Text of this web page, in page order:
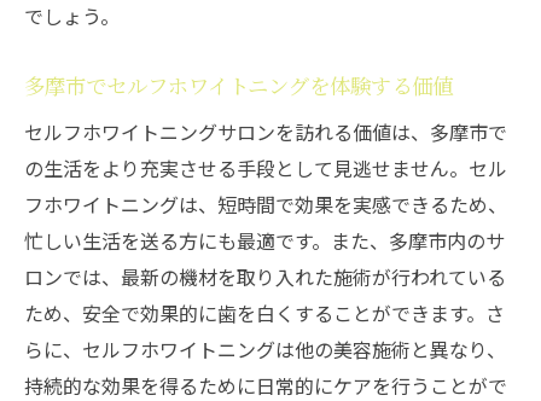
でしょう。
多摩市でセルフホワイトニングを体験する価値
セルフホワイトニングサロンを訪れる価値は、多摩市で
の生活をより充実させる手段として見逃せません。セル
フホワイトニングは、短時間で効果を実感できるため、
忙しい生活を送る方にも最適です。また、多摩市内のサ
ロンでは、最新の機材を取り入れた施術が行われている
ため、安全で効果的に歯を白くすることができます。さ
らに、セルフホワイトニングは他の美容施術と異なり、
持続的な効果を得るために日常的にケアを行うことがで